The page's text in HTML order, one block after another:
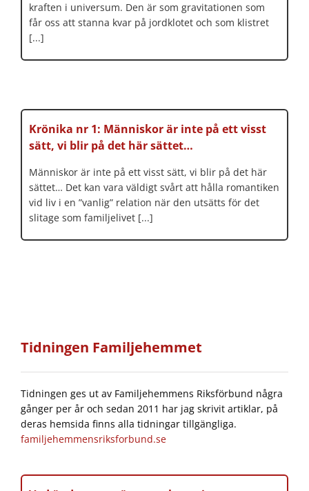
kraften i universum. Den är som gravitationen som
får oss att stanna kvar på jordklotet och som klistret
[...]
Krönika nr 1: Människor är inte på ett visst
sätt, vi blir på det här sättet…
Människor är inte på ett visst sätt, vi blir på det här
sättet… Det kan vara väldigt svårt att hålla romantiken
vid liv i en ”vanlig” relation när den utsätts för det
slitage som familjelivet [...]
Tidningen Familjehemmet
Tidningen ges ut av Familjehemmens Riksförbund några
gånger per år och sedan 2011 har jag skrivit artiklar, på
deras hemsida finns alla tidningar tillgängliga.
familjehemmensriksforbund.se